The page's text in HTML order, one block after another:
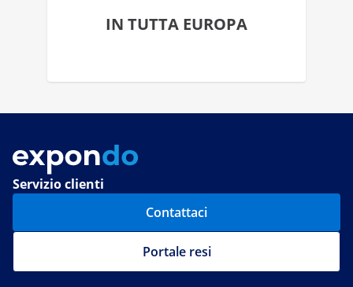
IN TUTTA EUROPA
Servizio clienti
Contattaci
Portale resi